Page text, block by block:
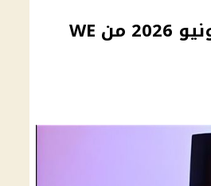
أسعار الإنترنت الأرضي اليوم الجمعة 5 يونيو 2026 من WE